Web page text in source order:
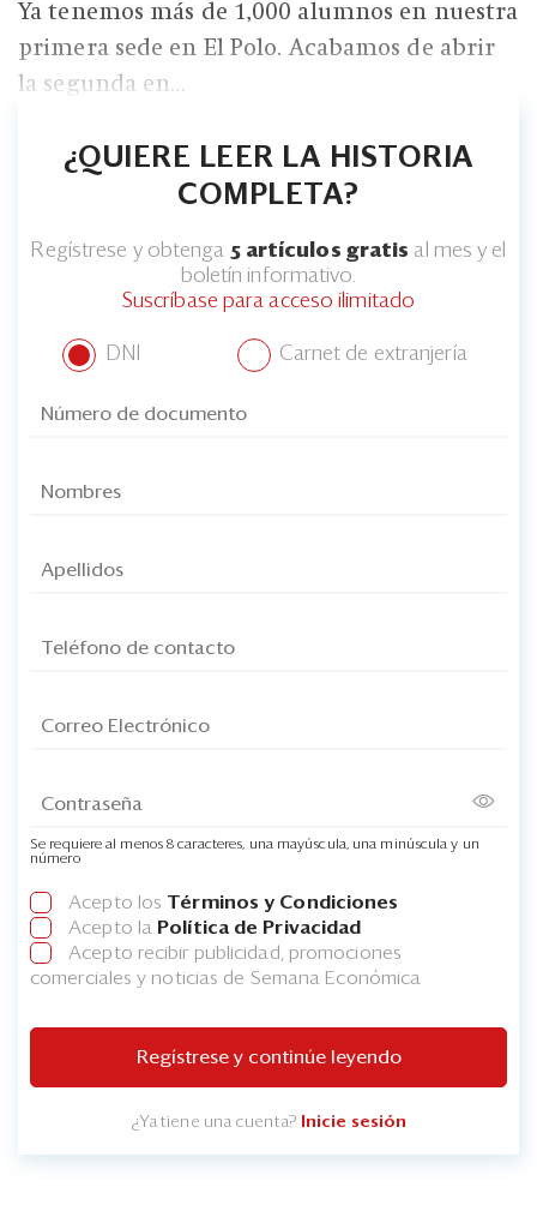
Ya tenemos más de 1,000 alumnos en nuestra
primera sede en El Polo. Acabamos de abrir
la segunda en...
¿QUIERE LEER LA HISTORIA
COMPLETA?
Regístrese y obtenga 5 artículos gratis al mes y el
boletín informativo.
Suscríbase para acceso ilimitado
DNI Carnet de extranjería
Se requiere al menos 8 caracteres, una mayúscula, una minúscula y un
número
Acepto los Términos y Condiciones
Acepto la Política de Privacidad
Acepto recibir publicidad, promociones
comerciales y noticias de Semana Económica
Regístrese y continúe leyendo
¿Ya tiene una cuenta? Inicie sesión